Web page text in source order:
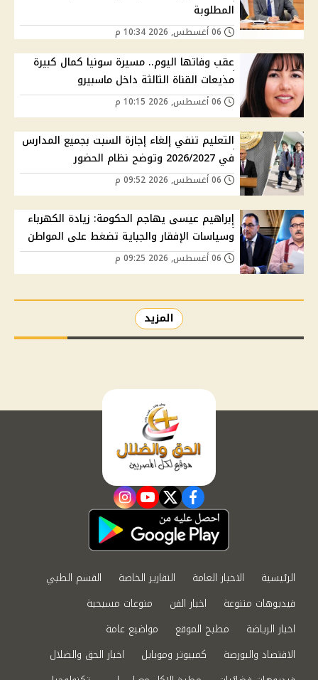
المطلوبة
عقب وفاتها اليوم.. مسيرة سونيا كمال كبيرة
مذيعات القناة الثالثة داخل ماسبيرو
التعليم تنفي إلغاء إجازة السبت بجميع المدارس
في 2026/2027 وتوضح نظام الحضور
إبراهيم عيسى يهاجم الحكومة: زيادة الكهرباء
وسياسات الإفقار والجباية تضغط على المواطن
المزيد
facebook
twitter
youtube
instagram
الرئيسية الاخبار العامة التقارير الخاصة
القسم الطبي
فيديوهات متنوعة
اخبار الفن
منوعات مسيحية
اخبار الرياضة
مطبخ الموقع
مواضيع عامة
الاقتصاد والبورصة
كمبيوتر وموبايل
اخبار الحق والضلال